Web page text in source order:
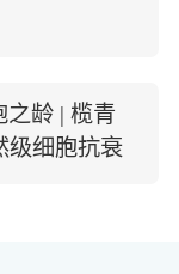
之龄 | 榄青
级细胞抗衰